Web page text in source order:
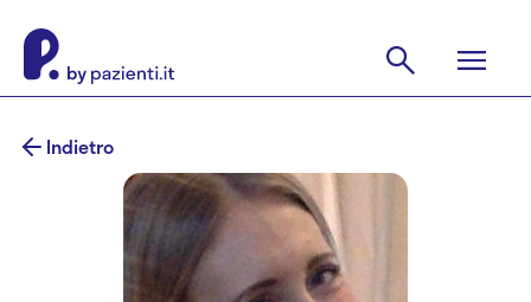
Indietro